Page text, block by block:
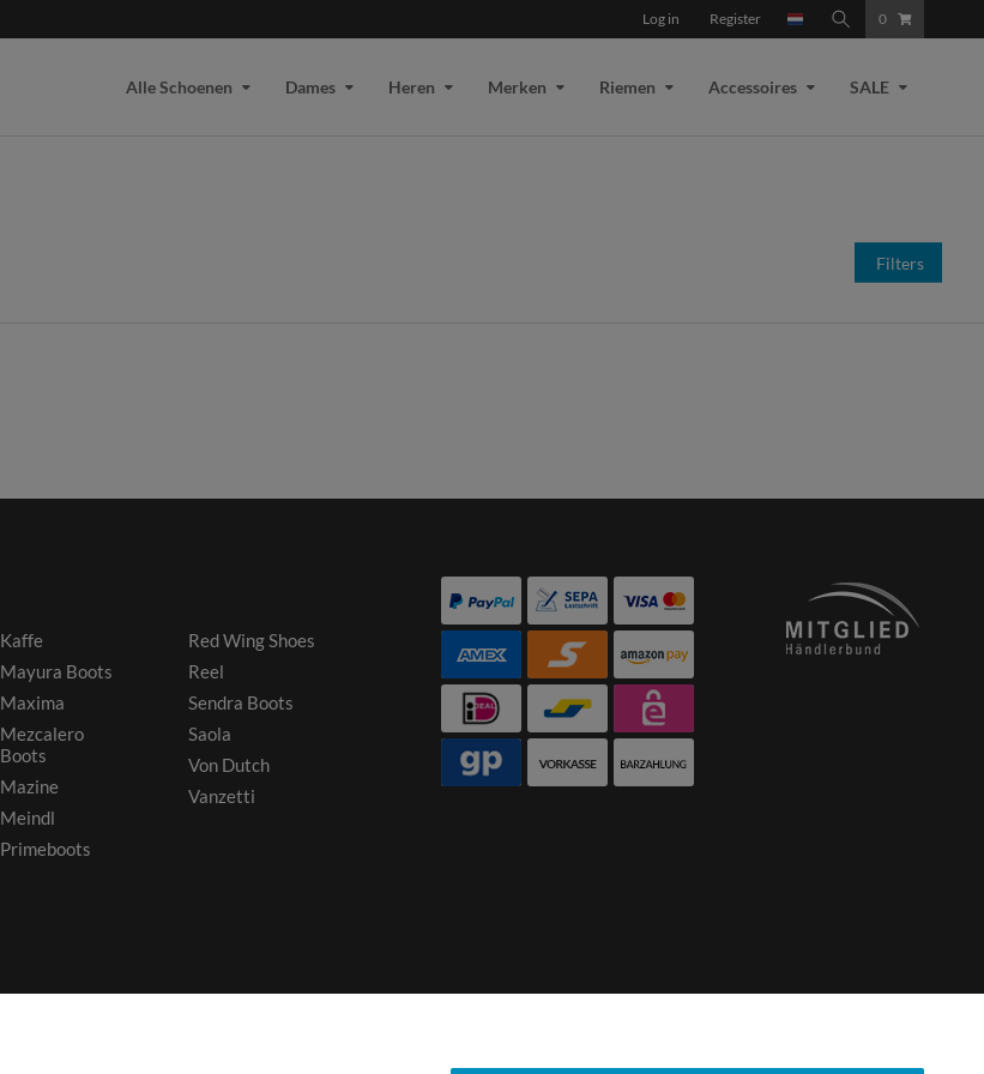
Log in Register 0
Alle Schoenen Dames Heren Merken Riemen Accessoires SALE
Filters
Kaffe
Mayura Boots
Maxima
Mezcalero
Boots
Mazine
Meindl
Primeboots
Red Wing Shoes
Reel
Sendra Boots
Saola
Von Dutch
Vanzetti